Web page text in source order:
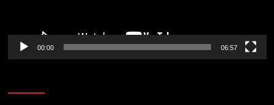
00:00 06:57